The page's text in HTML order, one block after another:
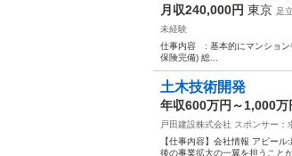
月収240,000円 東京 足
未経験
仕事内容 : 基本的にマンシ
保険完備) 総...
土木技術開発
年収600万円～1,000万
戸田建設株式会社 スポンサー：
【仕事内容】会社情報 アピー
後の事業拡大の一翼を担うこと